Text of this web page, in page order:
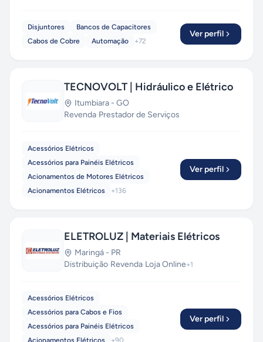
Disjuntores
Bancos de Capacitores
Cabos de Cobre
Automação +72
Ver perfil
TECNOVOLT | Hidráulico e Elétrico
Itumbiara - GO
Revenda·Prestador de Serviços
Acessórios Elétricos
Acessórios para Painéis Elétricos
Acionamentos de Motores Elétricos
Acionamentos Elétricos
+136
Ver perfil
ELETROLUZ | Materiais Elétricos
Maringá - PR
Distribuição·Revenda·Loja Online+1
Acessórios Elétricos
Acessórios para Cabos e Fios
Acessórios para Painéis Elétricos
Acionamentos Elétricos
+90
Ver perfil